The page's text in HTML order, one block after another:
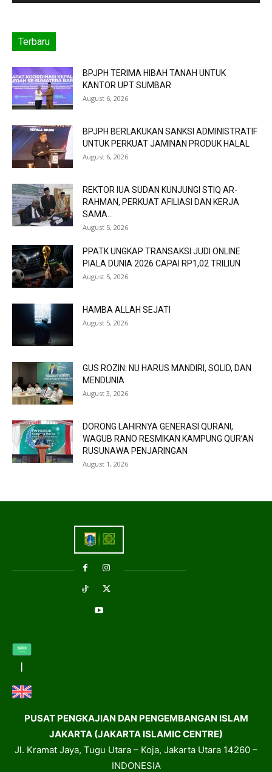
Terbaru
BPJPH TERIMA HIBAH TANAH UNTUK
KANTOR UPT SUMBAR
August 6, 2026
BPJPH BERLAKUKAN SANKSI ADMINISTRATIF
UNTUK PERKUAT JAMINAN PRODUK HALAL
August 6, 2026
REKTOR IUA SUDAN KUNJUNGI STIQ AR-
RAHMAN, PERKUAT AFILIASI DAN KERJA
SAMA...
August 5, 2026
PPATK UNGKAP TRANSAKSI JUDI ONLINE
PIALA DUNIA 2026 CAPAI RP1,02 TRILIUN
August 5, 2026
HAMBA ALLAH SEJATI
August 5, 2026
GUS ROZIN: NU HARUS MANDIRI, SOLID, DAN
MENDUNIA
August 3, 2026
DORONG LAHIRNYA GENERASI QURANI,
WAGUB RANO RESMIKAN KAMPUNG QUR’AN
RUSUNAWA PENJARINGAN
August 1, 2026
PUSAT PENGKAJIAN DAN PENGEMBANGAN ISLAM
JAKARTA (JAKARTA ISLAMIC CENTRE)
Jl. Kramat Jaya, Tugu Utara – Koja, Jakarta Utara 14260 –
INDONESIA